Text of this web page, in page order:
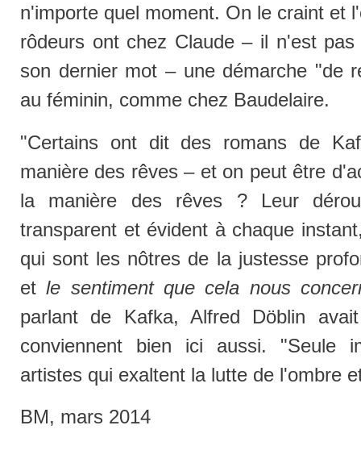
n'importe quel moment. On le craint et
rôdeurs ont chez Claude – il n'est
son dernier mot – une démarche "de
au féminin, comme chez Baudelaire.
"Certains ont dit des romans de
manière des rêves – et on peut être
la manière des rêves ? Leur
transparent et évident à chaque
qui sont les nôtres de la justesse
etle sentiment que cela nous
parlant de Kafka, Alfred Döblin
conviennent bien ici aussi. "Seule
artistes qui exaltent la lutte de l'ombre
BM, mars 2014